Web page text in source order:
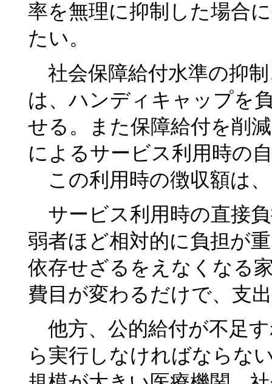
率を無理に抑制した場合
たい。
社会保障給付水準の抑
は、ハンディキャップを
せる。また保障給付を削
によるサービス利用時の
この利用時の徴収額は
サービス利用時の直接
弱者ほど相対的に負担が
依存せざるをえなくなる
費目が変わるだけで、支
他方、公的給付が不足
ら実行しなければならな